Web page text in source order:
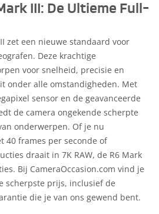
III: De Ultieme Full-
zet een nieuwe standaard voor
Deze krachtige
voor snelheid, precisie en
onder alle omstandigheden. Met
sensor en de geavanceerde
de camera ongekende scherpte
onderwerpen. Of je nu
40 frames per seconde of
draait in 7K RAW, de R6 Mark
Bij CameraOccasion.com vind je
scherpste prijs, inclusief de
die je van ons gewend bent.